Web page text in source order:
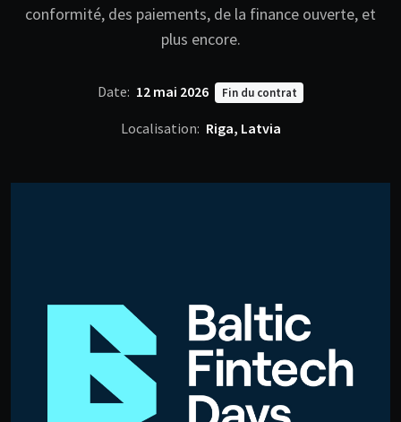
conformité, des paiements, de la finance ouverte, et
plus encore.
Date: 12 mai 2026 Fin du contrat
Localisation: Riga, Latvia